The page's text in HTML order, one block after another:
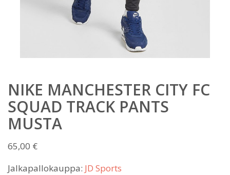
NIKE MANCHESTER CITY FC
SQUAD TRACK PANTS
MUSTA
65,00 €
Jalkapallokauppa: JD Sports